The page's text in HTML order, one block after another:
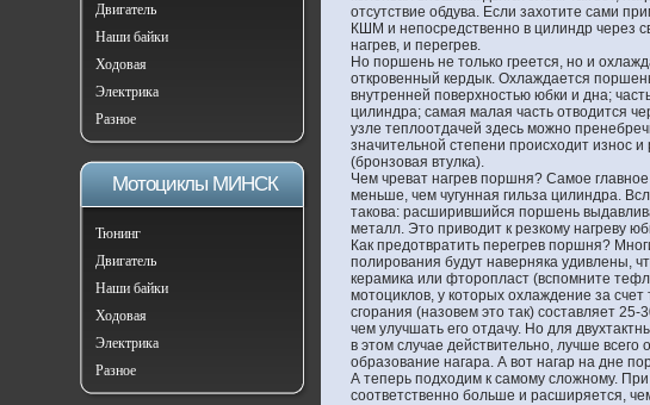
Двигатель
Наши байки
Ходовая
Электрика
Разное
Мотоциклы МИНСК
Тюнинг
Двигатель
Наши байки
Ходовая
Электрика
Разное
отсутствие обдува. Если захотите сами
КШМ и непосредственно в цилиндр через
нагрев, и перегрев.
Но поршень не только греется, но и
откровенный кердык. Охлаждается
внутренней поверхностью юбки и дна;
цилиндра; самая малая часть отводится
узле теплоотдачей здесь можно
значительной степени происходит износ
(бронзовая втулка).
Чем чреват нагрев поршня? Самое
меньше, чем чугунная гильза цилиндра.
такова: расширившийся поршень
металл. Это приводит к резкому нагреву
Как предотвратить перегрев поршня?
полирования будут наверняка удивлены,
керамика или фторопласт (вспомните
мотоциклов, у которых охлаждение за счет
сгорания (назовем это так) составляет
чем улучшать его отдачу. Но для
в этом случае действительно, лучше
образование нагара. А вот нагар на дне
А теперь подходим к самому сложному.
соответственно больше и расширяется,